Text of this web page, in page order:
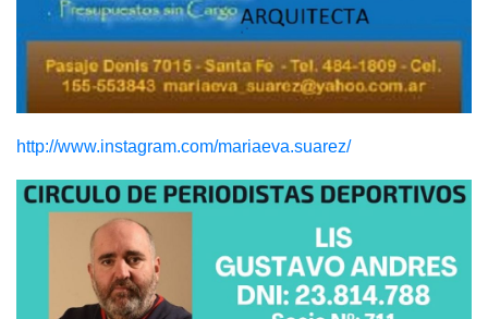
http://www.instagram.com/mariaeva.suarez/